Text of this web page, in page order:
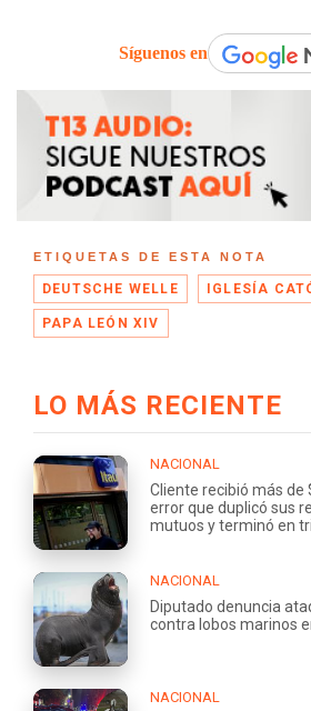
Síguenos en
ETIQUETAS DE ESTA NOTA
DEUTSCHE WELLE IGLESÍA
PAPA LEÓN XIV
LO MÁS RECIENTE
NACIONAL
Cliente recibió más de
error que duplicó sus
mutuos y terminó en
NACIONAL
Diputado denuncia
contra lobos marinos
NACIONAL